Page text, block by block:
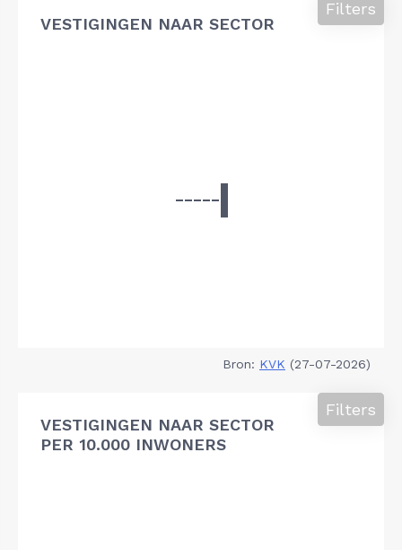
VESTIGINGEN NAAR SECTOR
Filters
Bron: KVK (27-07-2026)
VESTIGINGEN NAAR SECTOR
PER 10.000 INWONERS
Filters